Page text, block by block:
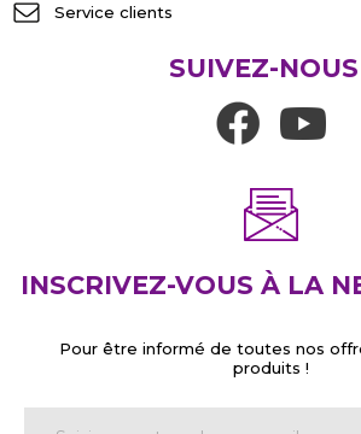
Service clients
SUIVEZ-
INSCRIVEZ-VOUS À LA
Pour être informé de toutes nos
produits !